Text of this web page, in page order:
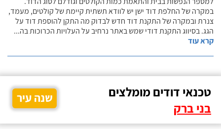
במקרה של החלפת דוד ישן יש לוודא תשתית קיימת של קולטים, מעמד,
צנרת ובמקרה של התקנת דוד חדש לבדוק מה התקן להוספת דוד על
הגג. בסיווג התקנת דודי שמש באתר נרחיב על העלויות הכרוכות בה...
קרא עוד
טכנאי דודים מומלצים
בני ברק
שנה עיר